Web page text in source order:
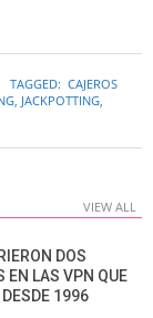
TAGGED: CAJEROS
, JACKPOTTING,
VIEW ALL
DOS
EN LAS VPN QUE
1996